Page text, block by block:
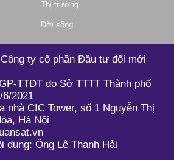
Thị trường
Đời sống
ty cổ phần Đầu tư đổi mới
TTĐT do Sở TTTT Thành phố
6/2021
nhà CIC Tower, số 1 Nguyễn Thị
Hà Nội
dung: Ông Lê Thanh Hải